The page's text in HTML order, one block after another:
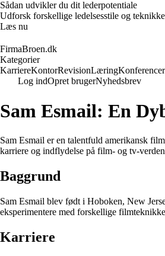
Sådan udvikler du dit lederpotentiale
Udforsk forskellige ledelsesstile og
Læs nu
FirmaBroen.dk
Kategorier
KarriereKontorRevisionLæringKonferencer
Log indOpret brugerNyhedsbrev
Sam Esmail: En
Sam Esmail er en talentfuld amerikansk
karriere og indflydelse på film- og tv-
Baggrund
Sam Esmail blev født i Hoboken, New
eksperimentere med forskellige
Karriere